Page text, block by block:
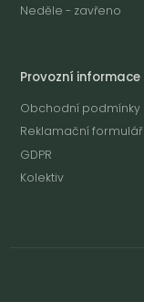
Neděle - zavřeno
Provozní informace
Obchodní podmínky
Reklamační formulář
GDPR
Kolektiv